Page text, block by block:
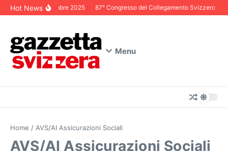
Salta al contenuto
Hot News
Editoriale Dicembre 2025 87° Congresso del Collegamento Svizzero in
Menu
Home / AVS/AI Assicurazioni Sociali
AVS/AI Assicurazioni Sociali